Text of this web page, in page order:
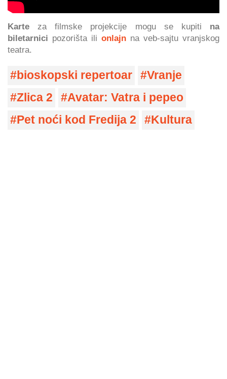
Karte za filmske projekcije mogu se kupiti na
biletarnici pozorišta ili onlajn na veb-sajtu vranjskog
teatra.
bioskopski repertoar
Vranje
Zlica 2
Avatar: Vatra i pepeo
Pet noći kod Fredija 2
Kultura